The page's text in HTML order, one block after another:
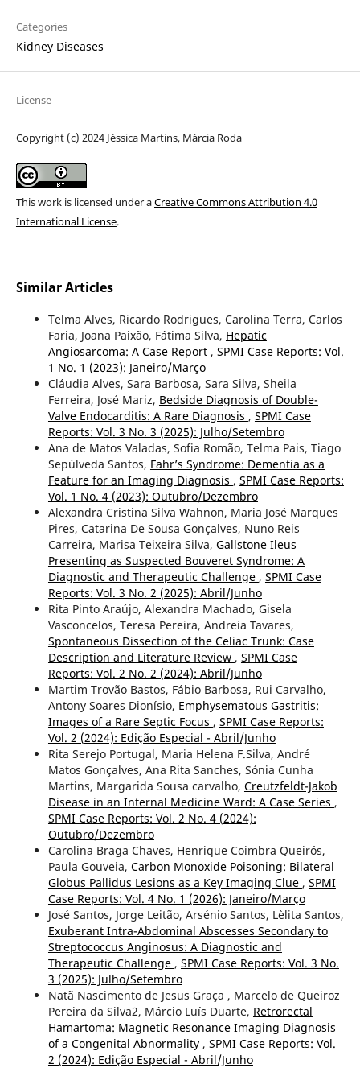
Categories
Kidney Diseases
License
Copyright (c) 2024 Jéssica Martins, Márcia Roda
This work is licensed under aCreative Commons Attribution 4.0
International License.
Similar Articles
Telma Alves, Ricardo Rodrigues, Carolina Terra, Carlos
Faria, Joana Paixão, Fátima Silva, Hepatic
Angiosarcoma: A Case Report , SPMI Case Reports: Vol.
1 No. 1 (2023): Janeiro/Março
Cláudia Alves, Sara Barbosa, Sara Silva, Sheila
Ferreira, José Mariz, Bedside Diagnosis of Double-
Valve Endocarditis: A Rare Diagnosis , SPMI Case
Reports: Vol. 3 No. 3 (2025): Julho/Setembro
Ana de Matos Valadas, Sofia Romão, Telma Pais, Tiago
Sepúlveda Santos, Fahr’s Syndrome: Dementia as a
Feature for an Imaging Diagnosis , SPMI Case Reports:
Vol. 1 No. 4 (2023): Outubro/Dezembro
Alexandra Cristina Silva Wahnon, Maria José Marques
Pires, Catarina De Sousa Gonçalves, Nuno Reis
Carreira, Marisa Teixeira Silva, Gallstone Ileus
Presenting as Suspected Bouveret Syndrome: A
Diagnostic and Therapeutic Challenge , SPMI Case
Reports: Vol. 3 No. 2 (2025): Abril/Junho
Rita Pinto Araújo, Alexandra Machado, Gisela
Vasconcelos, Teresa Pereira, Andreia Tavares,
Spontaneous Dissection of the Celiac Trunk: Case
Description and Literature Review , SPMI Case
Reports: Vol. 2 No. 2 (2024): Abril/Junho
Martim Trovão Bastos, Fábio Barbosa, Rui Carvalho,
Antony Soares Dionísio, Emphysematous Gastritis:
Images of a Rare Septic Focus , SPMI Case Reports:
Vol. 2 (2024): Edição Especial - Abril/Junho
Rita Serejo Portugal, Maria Helena F.Silva, André
Matos Gonçalves, Ana Rita Sanches, Sónia Cunha
Martins, Margarida Sousa carvalho, Creutzfeldt-Jakob
Disease in an Internal Medicine Ward: A Case Series ,
SPMI Case Reports: Vol. 2 No. 4 (2024):
Outubro/Dezembro
Carolina Braga Chaves, Henrique Coimbra Queirós,
Paula Gouveia, Carbon Monoxide Poisoning: Bilateral
Globus Pallidus Lesions as a Key Imaging Clue , SPMI
Case Reports: Vol. 4 No. 1 (2026): Janeiro/Março
José Santos, Jorge Leitão, Arsénio Santos, Lèlita Santos,
Exuberant Intra-Abdominal Abscesses Secondary to
Streptococcus Anginosus: A Diagnostic and
Therapeutic Challenge , SPMI Case Reports: Vol. 3 No.
3 (2025): Julho/Setembro
Natã Nascimento de Jesus Graça , Marcelo de Queiroz
Pereira da Silva2, Márcio Luís Duarte, Retrorectal
Hamartoma: Magnetic Resonance Imaging Diagnosis
of a Congenital Abnormality , SPMI Case Reports: Vol.
2 (2024): Edição Especial - Abril/Junho